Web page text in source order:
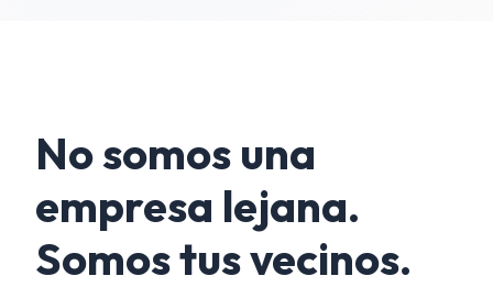
No somos una
empresa lejana.
Somos tus vecinos.